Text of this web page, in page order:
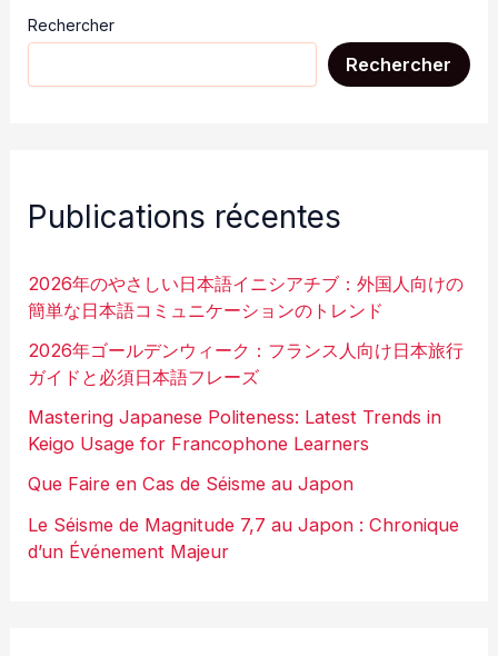
Rechercher
Rechercher
Publications récentes
2026年のやさしい日本語イニシアチブ：外国人向けの
簡単な日本語コミュニケーションのトレンド
2026年ゴールデンウィーク：フランス人向け日本旅行
ガイドと必須日本語フレーズ
Mastering Japanese Politeness: Latest Trends in
Keigo Usage for Francophone Learners
Que Faire en Cas de Séisme au Japon
Le Séisme de Magnitude 7,7 au Japon : Chronique
d’un Événement Majeur